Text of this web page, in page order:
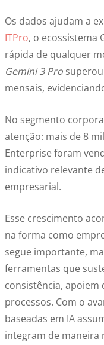
Os dados ajudam a
ITPro, o ecossistema
rápida de qualquer
Gemini 3 Pro
mensais,
No segmento
atenção: mais de 8
Enterprise foram
indicativo relevante
empresarial.
Esse crescimento
na forma como
segue importante,
ferramentas que
consistência, apoiem
processos. Com o
baseadas em IA
integram de maneira